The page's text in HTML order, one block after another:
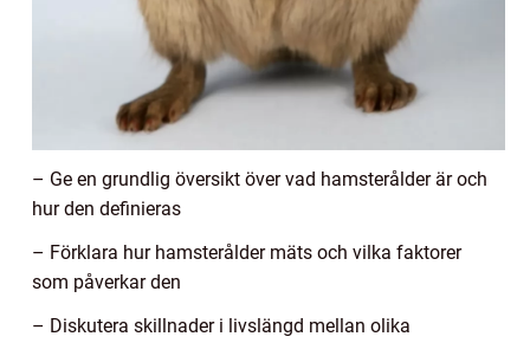
– Ge en grundlig översikt över vad hamsterålder är och
hur den definieras
– Förklara hur hamsterålder mäts och vilka faktorer
som påverkar den
– Diskutera skillnader i livslängd mellan olika